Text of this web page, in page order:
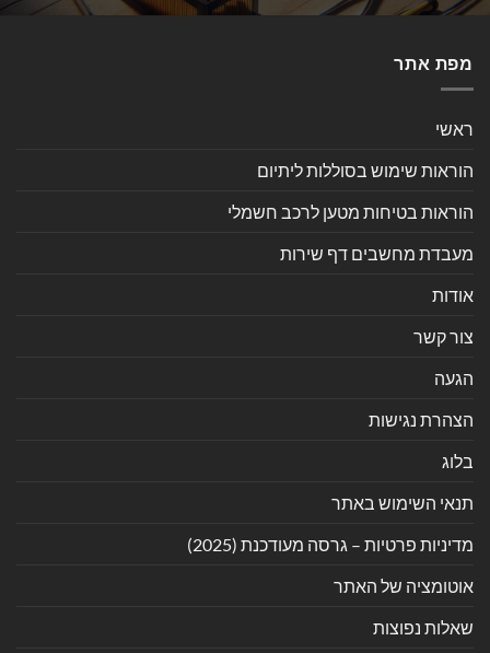
מפת אתר
ראשי
הוראות שימוש בסוללות ליתיום
הוראות בטיחות מטען לרכב חשמלי
מעבדת מחשבים דף שירות
אודות
צור קשר
הגעה
הצהרת נגישות
בלוג
תנאי השימוש באתר
מדיניות פרטיות – גרסה מעודכנת (2025)
אוטומציה של האתר
שאלות נפוצות